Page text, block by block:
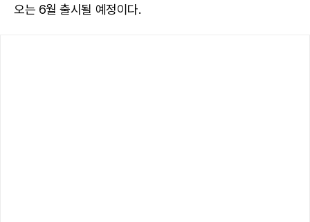
오는 6월 출시될 예정이다.